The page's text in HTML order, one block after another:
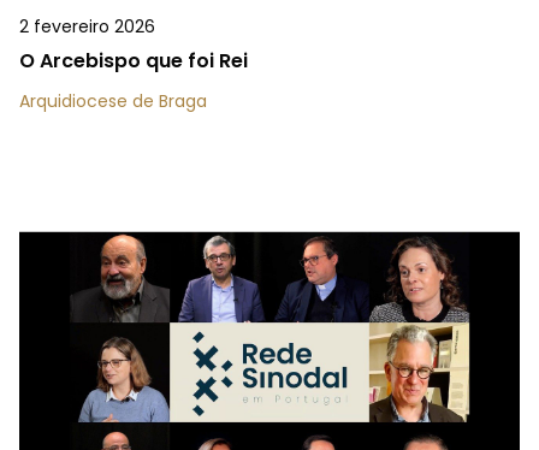
2 fevereiro 2026
O Arcebispo que foi Rei
Arquidiocese de Braga